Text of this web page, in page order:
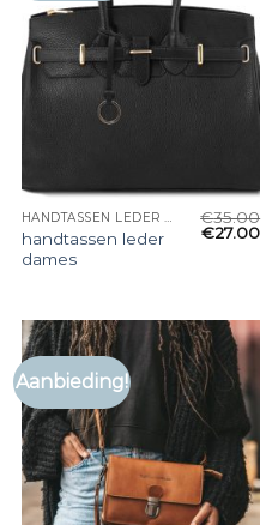
HANDTASSEN LEDER DAMES
handtassen leder
dames
€35.00
€27.00
Aanbieding!